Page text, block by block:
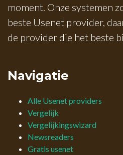
moment. Onze systemen
beste Usenet provider,
de provider die het beste
Navigatie
Alle Usenet providers
Vergelijk
Vergelijkingswizard
Newsreaders
Gratis usenet